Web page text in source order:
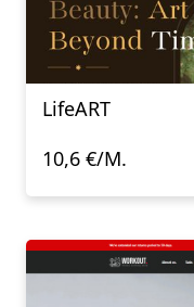
LifeART
10,6 €/M.